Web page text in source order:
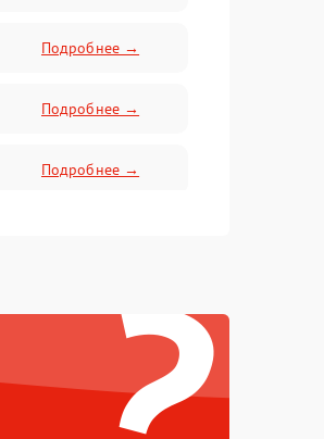
Подробнее →
Подробнее →
Подробнее →
Подробнее →